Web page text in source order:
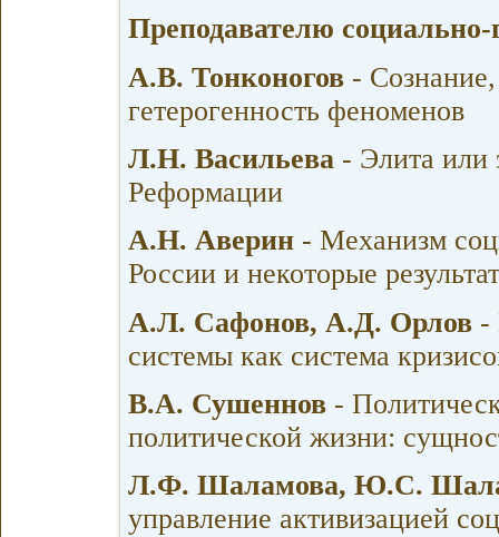
Преподавателю
А.В. Тонконогов -
гетерогенность феноменов
Л.Н. Васильева - Элита или
Реформации
А.Н. Аверин - Механизм
России и некоторые
А.Л. Сафонов, А.Д. Орлов -
системы как система
В.А. Сушеннов -
политической жизни:
Л.Ф. Шаламова, Ю.С.
управление активизацией